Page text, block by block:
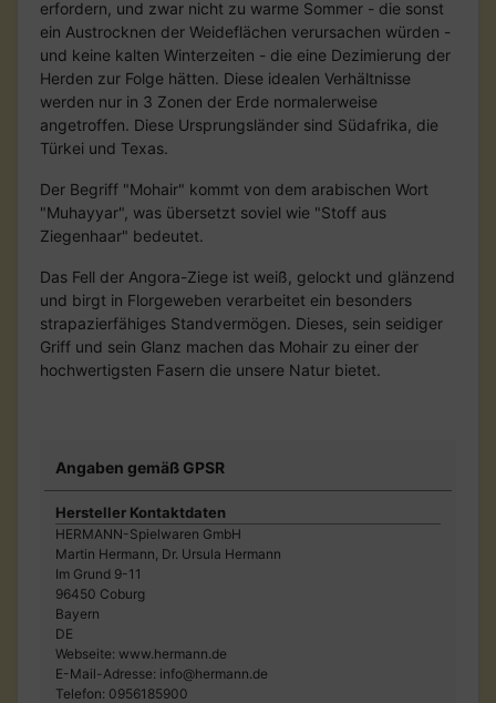
erfordern, und zwar nicht zu warme Sommer - die sonst
ein Austrocknen der Weideflächen verursachen würden -
und keine kalten Winterzeiten - die eine Dezimierung der
Herden zur Folge hätten. Diese idealen Verhältnisse
werden nur in 3 Zonen der Erde normalerweise
angetroffen. Diese Ursprungsländer sind Südafrika, die
Türkei und Texas.
Der Begriff "Mohair" kommt von dem arabischen Wort
"Muhayyar", was übersetzt soviel wie "Stoff aus
Ziegenhaar" bedeutet.
Das Fell der Angora-Ziege ist weiß, gelockt und glänzend
und birgt in Florgeweben verarbeitet ein besonders
strapazierfähiges Standvermögen. Dieses, sein seidiger
Griff und sein Glanz machen das Mohair zu einer der
hochwertigsten Fasern die unsere Natur bietet.
Angaben gemäß GPSR
Hersteller Kontaktdaten
HERMANN-Spielwaren GmbH
Martin Hermann, Dr. Ursula Hermann
Im Grund 9-11
96450 Coburg
Bayern
DE
Webseite: www.hermann.de
E-Mail-Adresse: info@hermann.de
Telefon: 0956185900